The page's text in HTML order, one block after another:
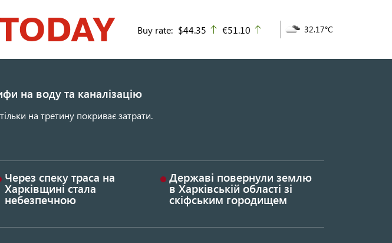
основного
Buy rate: $44.35 up
€51.10 32.17°C
на воду та каналізацію
на третину покриває затрати.
Через спеку траса на
Харківщині стала
небезпечною
Державі повернули землю
в Харківській області зі
скіфським городищем